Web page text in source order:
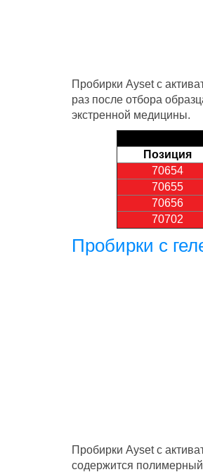
Пробирки Ayset c
раз после отбора
экстренной медицины.
Позиция
70654
70655
70656
70702
Пробирки c
Пробирки Ayset c
содержится